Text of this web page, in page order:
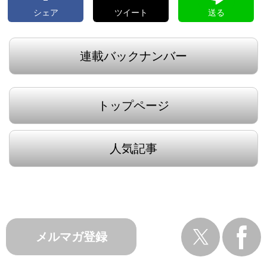
シェア ツイート 送る
連載バックナンバー
トップページ
人気記事
メルマガ登録